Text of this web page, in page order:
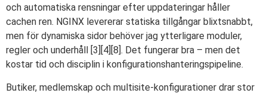
och automatiska rensningar efter uppdateringar håller
cachen ren. NGINX levererar statiska tillgångar blixtsnabbt,
men för dynamiska sidor behöver jag ytterligare moduler,
regler och underhåll [3][4][8]. Det fungerar bra – men det
kostar tid och disciplin i konfigurationshanteringspipeline.
Butiker, medlemskap och multisite-konfigurationer drar stor